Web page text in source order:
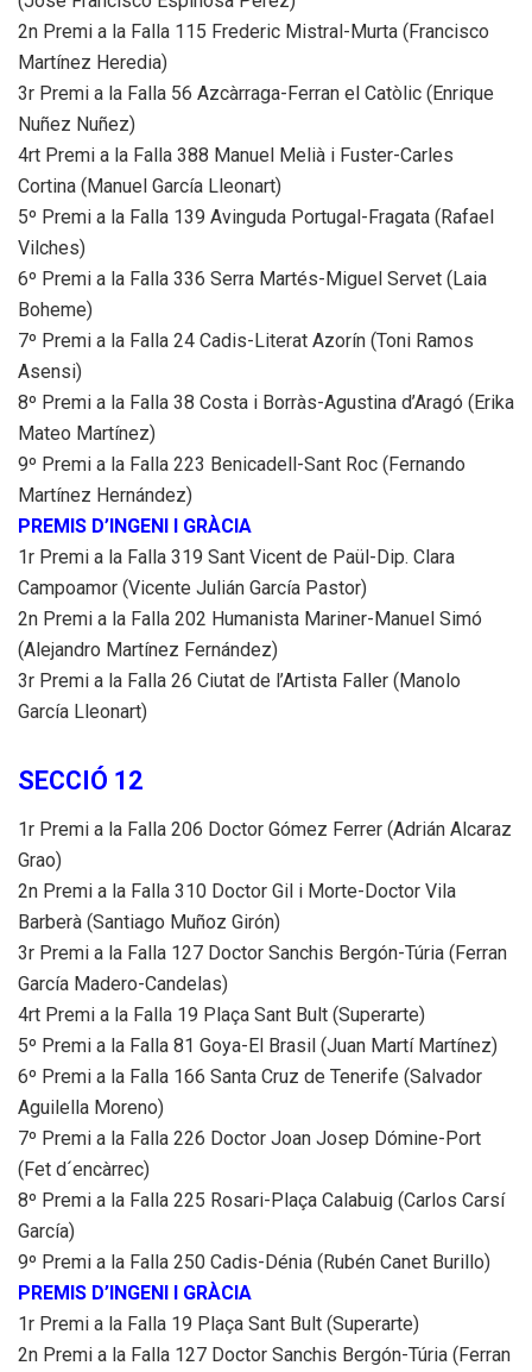
2n Premi a la Falla 115 Frederic Mistral-Murta (Francisco
Martínez Heredia)
3r Premi a la Falla 56 Azcàrraga-Ferran el Catòlic (Enrique
Nuñez Nuñez)
4rt Premi a la Falla 388 Manuel Melià i Fuster-Carles
Cortina (Manuel García Lleonart)
5º Premi a la Falla 139 Avinguda Portugal-Fragata (Rafael
Vilches)
6º Premi a la Falla 336 Serra Martés-Miguel Servet (Laia
Boheme)
7º Premi a la Falla 24 Cadis-Literat Azorín (Toni Ramos
Asensi)
8º Premi a la Falla 38 Costa i Borràs-Agustina d’Aragó (Erika
Mateo Martínez)
9º Premi a la Falla 223 Benicadell-Sant Roc (Fernando
Martínez Hernández)
PREMIS D’INGENI I GRÀCIA
1r Premi a la Falla 319 Sant Vicent de Paül-Dip. Clara
Campoamor (Vicente Julián García Pastor)
2n Premi a la Falla 202 Humanista Mariner-Manuel Simó
(Alejandro Martínez Fernández)
3r Premi a la Falla 26 Ciutat de l’Artista Faller (Manolo
García Lleonart)
SECCIÓ 12
1r Premi a la Falla 206 Doctor Gómez Ferrer (Adrián Alcaraz
Grao)
2n Premi a la Falla 310 Doctor Gil i Morte-Doctor Vila
Barberà (Santiago Muñoz Girón)
3r Premi a la Falla 127 Doctor Sanchis Bergón-Túria (Ferran
García Madero-Candelas)
4rt Premi a la Falla 19 Plaça Sant Bult (Superarte)
5º Premi a la Falla 81 Goya-El Brasil (Juan Martí Martínez)
6º Premi a la Falla 166 Santa Cruz de Tenerife (Salvador
Aguilella Moreno)
7º Premi a la Falla 226 Doctor Joan Josep Dómine-Port
(Fet d´encàrrec)
8º Premi a la Falla 225 Rosari-Plaça Calabuig (Carlos Carsí
García)
9º Premi a la Falla 250 Cadis-Dénia (Rubén Canet Burillo)
PREMIS D’INGENI I GRÀCIA
1r Premi a la Falla 19 Plaça Sant Bult (Superarte)
2n Premi a la Falla 127 Doctor Sanchis Bergón-Túria (Ferran